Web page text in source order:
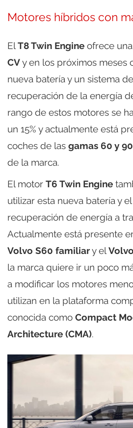
Motores híbridos con
ElT8 Twin Engine ofrece
CVy en los próximos meses
nueva batería y un sistema
recuperación de la energía
rango de estos motores se
un 15% y actualmente está
coches de las gamas 60 y 90
de la marca.
El motor T6 Twin Engine
utilizar esta nueva batería y
recuperación de energía a
Actualmente está presente
Volvo S60 familiary el
la marca quiere ir un poco
a modificar los motores
utilizan en la plataforma
conocida como Compact
Architecture (CMA).